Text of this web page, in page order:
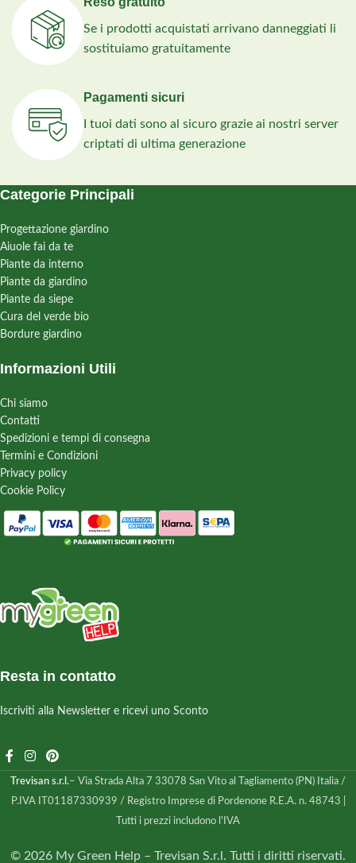
Se i prodotti acquistati arrivano danneggiati li
sostituiamo gratuitamente
Pagamenti sicuri
I tuoi dati sono al sicuro grazie ai nostri server
criptati di ultima generazione
Categorie Principali
Progettazione giardino
Aiuole fai da te
Piante da interno
Piante da giardino
Piante da siepe
Cura del verde bio
Bordure giardino
Informazioni Utili
Chi siamo
Contatti
Spedizioni e tempi di consegna
Termini e Condizioni
Privacy policy
Cookie Policy
Resta in contatto
Iscriviti alla Newsletter e ricevi uno Sconto
Trevisan s.r.l.– Via Strada Alta 7 33078 San Vito al Tagliamento (PN) Italia /
P.IVA IT01187330939 / Registro Imprese di Pordenone R.E.A. n. 48743 |
Tutti i prezzi includono l'IVA
© 2026 My Green Help – Trevisan S.r.l. Tutti i diritti riservati.